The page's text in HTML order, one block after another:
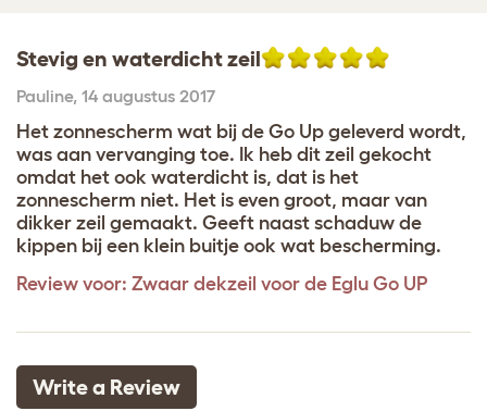
Stevig en waterdicht zeil
Pauline, 14 augustus 2017
Het zonnescherm wat bij de Go Up geleverd wordt,
was aan vervanging toe. Ik heb dit zeil gekocht
omdat het ook waterdicht is, dat is het
zonnescherm niet. Het is even groot, maar van
dikker zeil gemaakt. Geeft naast schaduw de
kippen bij een klein buitje ook wat bescherming.
Review voor: Zwaar dekzeil voor de Eglu Go UP
Write a Review